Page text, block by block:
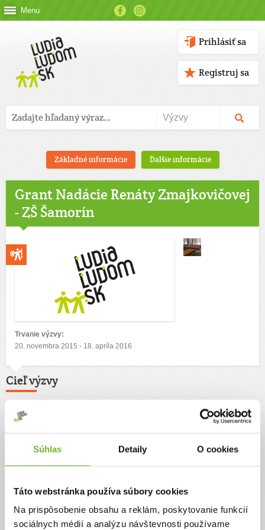
Súhlas Detaily O cookies
Táto webstránka používa súbory cookies
Na prispôsobenie obsahu a reklám, poskytovanie funkcií
sociálnych médií a analýzu návštevnosti používame
Menu
Prihlásiť sa
Registruj sa
Základné informácie Ďalšie informácie
Grant Nadácie Renáty Zmajkovičovej
- ZŠ Šamorín
Trvanie výzvy:
20. novembra 2015 - 18. apríla 2016
Cieľ výzvy
Autor výzvy
Základná škola Mateja Bela
Príbeh